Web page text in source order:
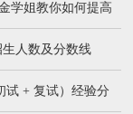
学姐教你如何提高
生人数及分数线
试 + 复试）经验分